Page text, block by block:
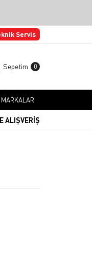
Servis
Sepetim 0
MARKALAR
ALIŞVERİŞ